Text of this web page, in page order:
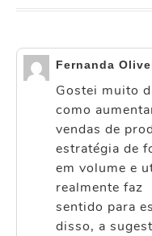
Fernanda
Gostei muito
como
vendas de
estratégia de
em volume e
realmente faz
sentido para
disso, a